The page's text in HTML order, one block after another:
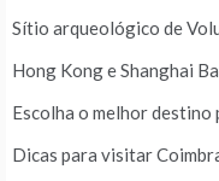
Sítio arqueológico de
Hong Kong e Shanghai
Escolha o melhor
Dicas para visitar